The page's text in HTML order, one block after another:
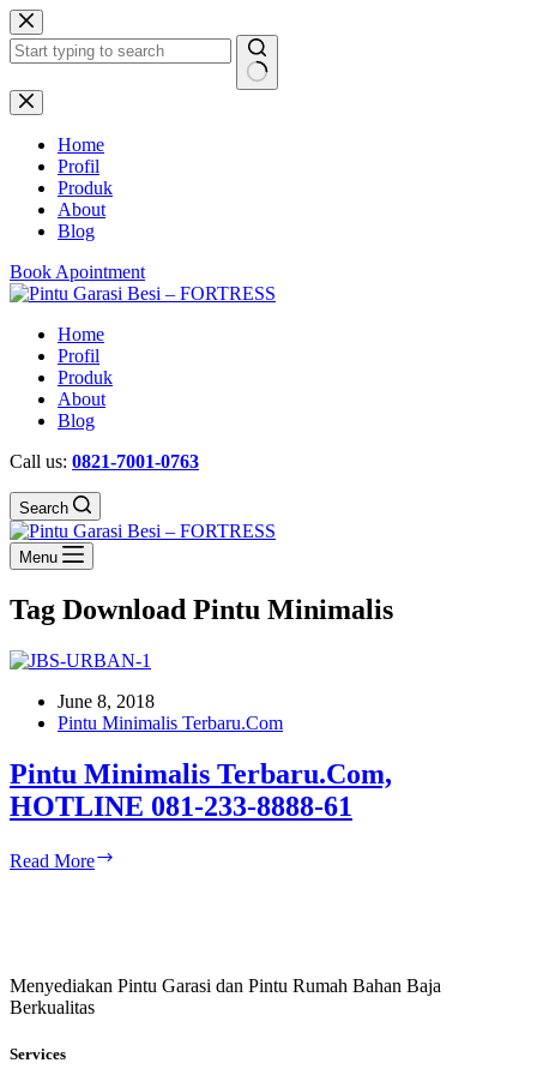
Skip
to
content
No
results
Home
Profil
Produk
About
Blog
Book Apointment
Home
Profil
Produk
About
Blog
Call us: 0821-7001-0763
Search
Menu
Tag Download Pintu Minimalis
June 8, 2018
Pintu Minimalis Terbaru.Com
Pintu Minimalis Terbaru.Com,
HOTLINE 081-233-8888-61
Read More
8888-
Menyediakan Pintu Garasi dan Pintu Rumah Bahan Baja
Berkualitas
Services